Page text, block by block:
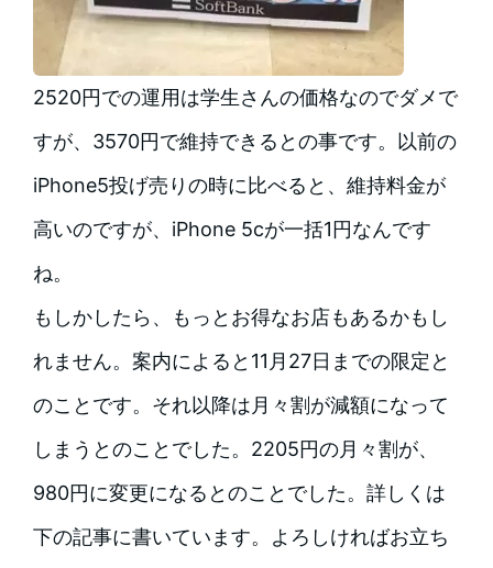
2520円での運用は学生さんの価格なのでダメで
すが、3570円で維持できるとの事です。以前の
iPhone5投げ売りの時に比べると、維持料金が
高いのですが、iPhone 5cが一括1円なんです
ね。
もしかしたら、もっとお得なお店もあるかもし
れません。 案内によると11月27日までの限定と
のことです。それ以降は月々割が減額になって
しまうとのことでした。2205円の月々割が、
980円に変更になるとのことでした。詳しくは
下の記事に書いています。よろしければお立ち